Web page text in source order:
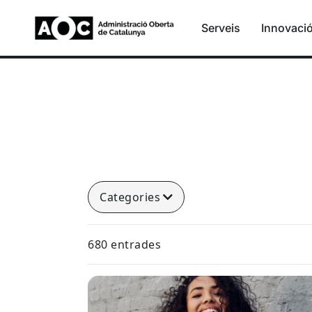
Serveis
Categories
680 entrades